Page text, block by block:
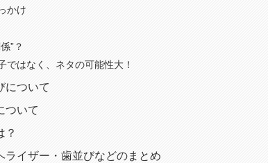
かけ
”？
ではなく、ネタの可能性大！
について
ついて
？
イザー・歯並びなどのまとめ